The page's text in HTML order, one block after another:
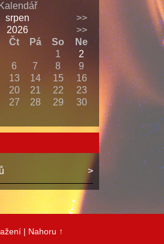
Kalendář
srpen
>>
2026
>>
Čt Pá So
Ne
1
2
6 7 8
9
13 14 15
16
20 21 22
23
27 28 29
30
| Nahoru ↑